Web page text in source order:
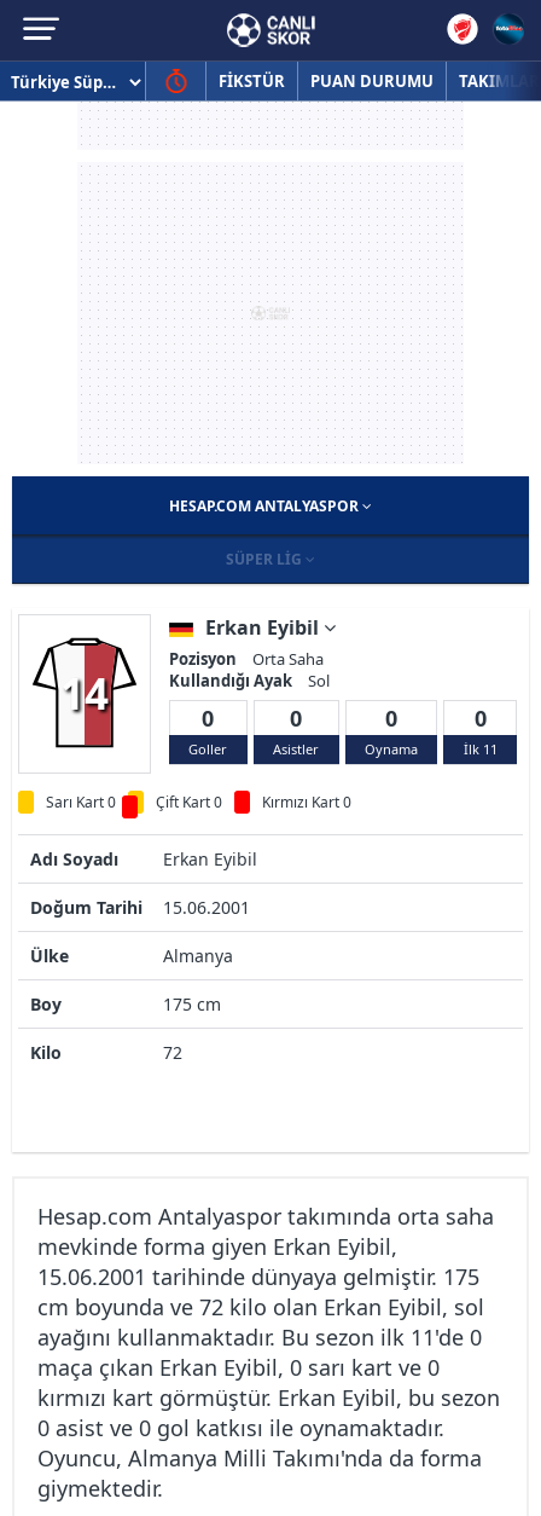
FİKSTÜR PUAN DURUMU TAKIMLAR
HESAP.COM ANTALYASPOR
SÜPER LIG
14
Erkan Eyibil
Pozisyon
Orta Saha
Kullandığı Ayak
Sol
0
Goller
0
Asistler
0
Oynama
0
İlk 11
Sarı Kart 0 Çift Kart 0 Kırmızı Kart 0
Adı Soyadı Erkan Eyibil
Doğum Tarihi 15.06.2001
Ülke Almanya
Boy 175 cm
Kilo 72
Hesap.com Antalyaspor takımında orta saha
mevkinde forma giyen Erkan Eyibil,
15.06.2001 tarihinde dünyaya gelmiştir. 175
cm boyunda ve 72 kilo olan Erkan Eyibil, sol
ayağını kullanmaktadır. Bu sezon ilk 11'de 0
maça çıkan Erkan Eyibil, 0 sarı kart ve 0
kırmızı kart görmüştür. Erkan Eyibil, bu sezon
0 asist ve 0 gol katkısı ile oynamaktadır.
Oyuncu, Almanya Milli Takımı'nda da forma
giymektedir.